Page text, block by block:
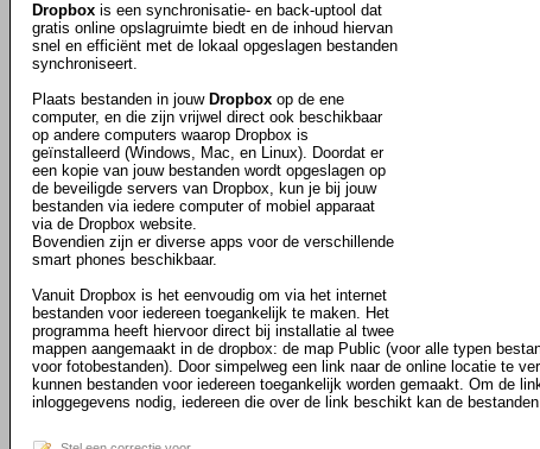
Dropbox is een synchronisatie- en back-uptool dat
gratis online opslagruimte biedt en de inhoud hiervan
snel en efficiënt met de lokaal opgeslagen bestanden
synchroniseert.
Plaats bestanden in jouw Dropbox op de ene
computer, en die zijn vrijwel direct ook beschikbaar
op andere computers waarop Dropbox is
geïnstalleerd (Windows, Mac, en Linux). Doordat er
een kopie van jouw bestanden wordt opgeslagen op
de beveiligde servers van Dropbox, kun je bij jouw
bestanden via iedere computer of mobiel apparaat
via de Dropbox website.
Bovendien zijn er diverse apps voor de verschillende
smart phones beschikbaar.
Vanuit Dropbox is het eenvoudig om via het internet
bestanden voor iedereen toegankelijk te maken. Het
programma heeft hiervoor direct bij installatie al twee
mappen aangemaakt in de dropbox: de map Public (voor alle typen
voor fotobestanden). Door simpelweg een link naar de online locatie te
kunnen bestanden voor iedereen toegankelijk worden gemaakt. Om de
inloggegevens nodig, iedereen die over de link beschikt kan de